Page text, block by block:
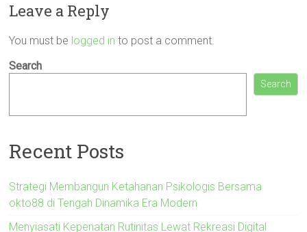
Leave a Reply
You must be logged in to post a comment.
Search
Search
Recent Posts
Strategi Membangun Ketahanan Psikologis Bersama
okto88 di Tengah Dinamika Era Modern
Menyiasati Kepenatan Rutinitas Lewat Rekreasi Digital